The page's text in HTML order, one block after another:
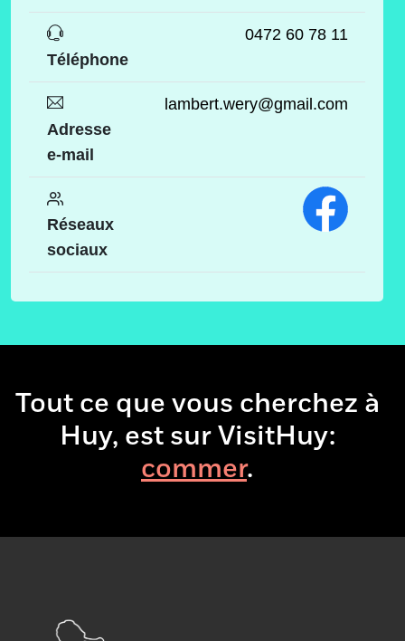
Téléphone
0472 60 78 11
Adresse
e-mail
lambert.wery@gmail.com
Réseaux
sociaux
Tout ce que vous cherchez à
Huy, est sur VisitHuy:com